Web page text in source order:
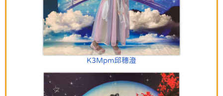
K3Mpm邱穗澄